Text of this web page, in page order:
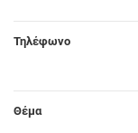
Τηλέφωνο
Θέμα